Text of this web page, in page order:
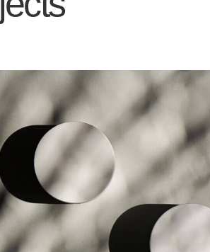
Divi Product
ipsum dolor sit amet consectetur
View Project